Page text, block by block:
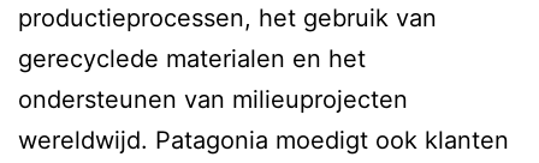
productieprocessen, het gebruik van
gerecyclede materialen en het
ondersteunen van milieuprojecten
wereldwijd. Patagonia moedigt ook klanten